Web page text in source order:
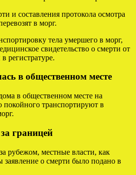
и составления протокола осмотра
в морг.
тела умершего в морг,
свидетельство о смерти от
регистратуре.
в общественном месте
в общественном месте на
покойного транспортируют в
границей
рубежом, местные власти, как
заявление о смерти было подано в